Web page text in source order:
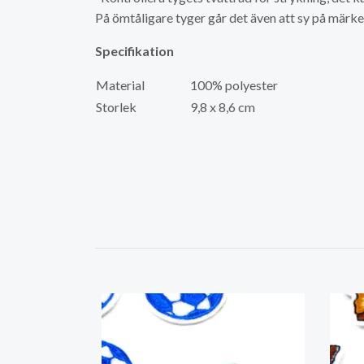
På ömtåligare tyger går det även att sy på
Specifikation
Material
100% polyester
Storlek
9,8 x 8,6 cm